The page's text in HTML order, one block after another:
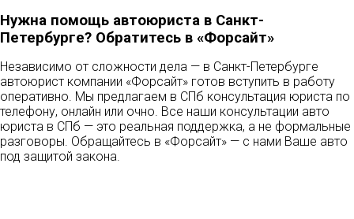
Нужна помощь автоюриста в Санкт-
Петербурге? Обратитесь в «Форсайт»
Независимо от сложности дела — в Санкт-Петербурге
автоюрист компании «Форсайт» готов вступить в работу
оперативно. Мы предлагаем в СПб консультация юриста по
телефону, онлайн или очно. Все наши консультации авто
юриста в СПб — это реальная поддержка, а не формальные
разговоры. Обращайтесь в «Форсайт» — с нами Ваше авто
под защитой закона.